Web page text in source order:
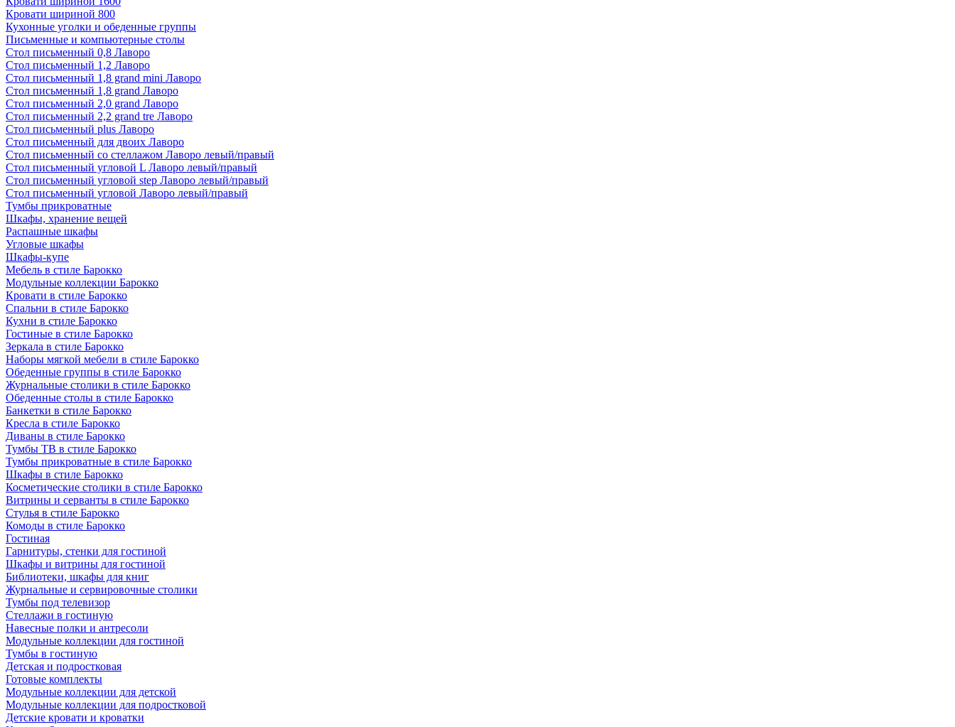
Кровати шириной 800
Кухонные уголки и обеденные группы
Письменные и компьютерные столы
Стол письменный 0,8 Лаворо
Стол письменный 1,2 Лаворо
Стол письменный 1,8 grand mini Лаворо
Стол письменный 1,8 grand Лаворо
Стол письменный 2,0 grand Лаворо
Стол письменный 2,2 grand tre Лаворо
Стол письменный plus Лаворо
Стол письменный для двоих Лаворо
Стол письменный со стеллажом Лаворо левый/правый
Стол письменный угловой L Лаворо левый/правый
Стол письменный угловой step Лаворо левый/правый
Стол письменный угловой Лаворо левый/правый
Тумбы прикроватные
Шкафы, хранение вещей
Распашные шкафы
Угловые шкафы
Шкафы-купе
Мебель в стиле Барокко
Модульные коллекции Барокко
Кровати в стиле Барокко
Спальни в стиле Барокко
Кухни в стиле Барокко
Гостиные в стиле Барокко
Зеркала в стиле Барокко
Наборы мягкой мебели в стиле Барокко
Обеденные группы в стиле Барокко
Журнальные столики в стиле Барокко
Обеденные столы в стиле Барокко
Банкетки в стиле Барокко
Кресла в стиле Барокко
Диваны в стиле Барокко
Тумбы ТВ в стиле Барокко
Тумбы прикроватные в стиле Барокко
Шкафы в стиле Барокко
Косметические столики в стиле Барокко
Витрины и серванты в стиле Барокко
Стулья в стиле Барокко
Комоды в стиле Барокко
Гостиная
Гарнитуры, стенки для гостиной
Шкафы и витрины для гостиной
Библиотеки, шкафы для книг
Журнальные и сервировочные столики
Тумбы под телевизор
Стеллажи в гостиную
Навесные полки и антресоли
Модульные коллекции для гостиной
Тумбы в гостиную
Детская и подростковая
Готовые комплекты
Модульные коллекции для детской
Модульные коллекции для подростковой
Детские кровати и кроватки